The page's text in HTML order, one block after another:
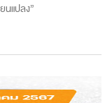
นแปลง”